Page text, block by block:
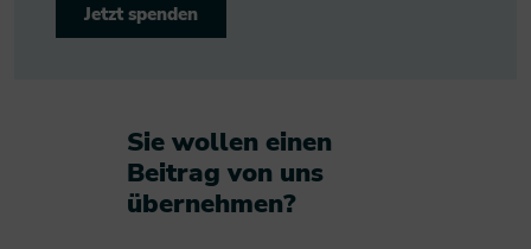
Jetzt spenden
Sie wollen einen
Beitrag von uns
übernehmen?​